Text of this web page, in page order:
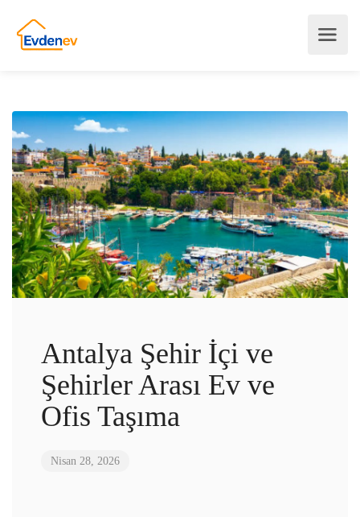
Antalya Şehir İçi ve
Şehirler Arası Ev ve
Ofis Taşıma
Nisan 28, 2026